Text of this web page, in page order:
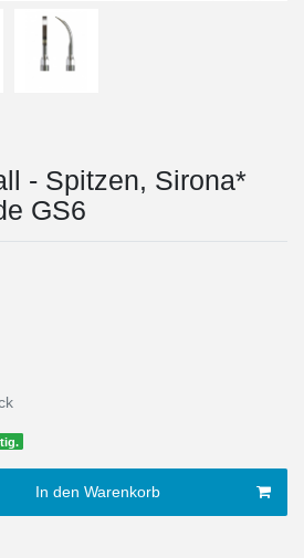
- Spitzen, Sirona*
GS6
In den Warenkorb